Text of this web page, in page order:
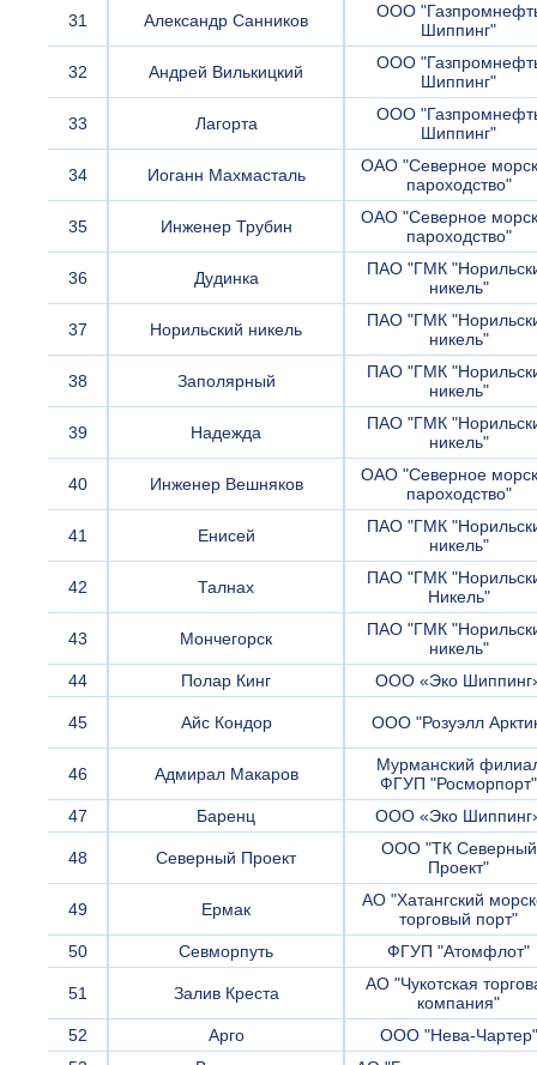
31 Александр Санников
ООО
Шиппинг"
32 Андрей Вилькицкий
ООО
Шиппинг"
33 Лагорта
ООО
Шиппинг"
34 Иоганн Махмасталь
ОАО "Северное
пароходство"
35 Инженер Трубин
ОАО "Северное
пароходство"
36 Дудинка
ПАО "ГМК
никель"
37 Норильский никель
ПАО "ГМК
никель"
38 Заполярный
ПАО "ГМК
никель"
39 Надежда
ПАО "ГМК
никель"
40 Инженер Вешняков
ОАО "Северное
пароходство"
41 Енисей
ПАО "ГМК
никель"
42 Талнах
ПАО "ГМК
Никель"
43 Мончегорск
ПАО "ГМК
никель"
44
Полар Кинг ООО «Эко
45 Айс Кондор ООО "Розуэлл
46 Адмирал Макаров
Мурманский
ФГУП "Росморпорт"
47
Баренц ООО «Эко
48 Северный Проект
ООО "ТК Северный
Проект"
49 Ермак
АО "Хатангский
торговый порт"
50
Севморпуть ФГУП "Атомфлот"
51 Залив Креста
АО "Чукотская
компания"
52
Арго
ООО "Нева-Чартер"